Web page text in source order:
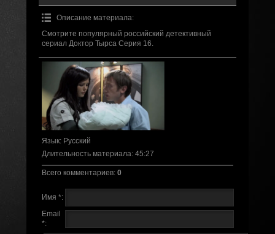
Описание материала:
Смотрите популярный российский детективный
сериал Доктор Тырса Серия 16.
Язык: Русский
Длительность материала: 45:27
Всего комментариев: 0
Имя *:
Email
*: